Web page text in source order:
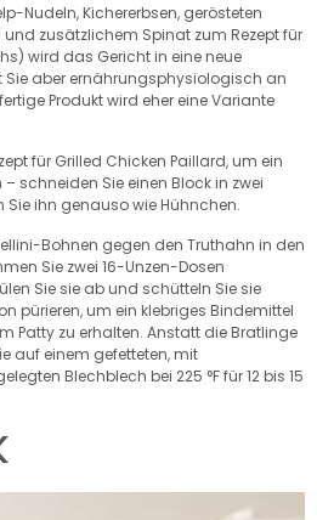
Nudeln, Kichererbsen, gerösteten
und zusätzlichem Spinat zum Rezept für
wird das Gericht in eine neue
Sie aber ernährungsphysiologisch an
Produkt wird eher eine Variante
für Grilled Chicken Paillard, um ein
schneiden Sie einen Block in zwei
ihn genauso wie Hühnchen.
Bohnen gegen den Truthahn in den
Sie zwei 16-Unzen-Dosen
Sie sie ab und schütteln Sie sie
pürieren, um ein klebriges Bindemittel
Patty zu erhalten. Anstatt die Bratlinge
auf einem gefetteten, mit
Blechblech bei 225 °F für 12 bis 15